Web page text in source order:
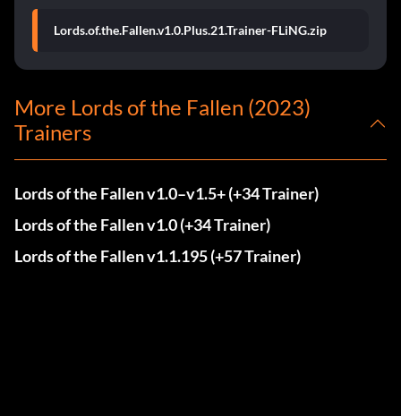
Lords.of.the.Fallen.v1.0.Plus.21.Trainer-FLiNG.zip
More Lords of the Fallen (2023)
Trainers
Lords of the Fallen v1.0–v1.5+ (+34 Trainer)
Lords of the Fallen v1.0 (+34 Trainer)
Lords of the Fallen v1.1.195 (+57 Trainer)